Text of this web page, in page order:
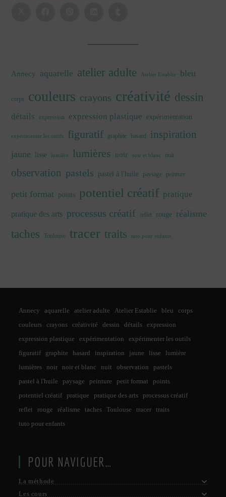
Annecy aquarelle atelier adulte Atelier Establie bleu
corps couleurs crayons créativité dessin
détails expression expression plastique expérimentation
expérimenter les outils figuratif graphite hasard inspiration
jaune lisse lumière lumières noir noir et blanc nuit
observation pastels pastel à l'huile paysage peinture
petit format points potentiel créatif pratique
pratique des arts processus créatif reflet rouge réalisme
taches Toulouse tracer traits tuto pour enfants
Annecy aquarelle atelier adulte Atelier Establie bleu
corps
couleurs
crayons créativité dessin détails
expression
expression plastique
expérimentation
expérimenter les outils
figuratif
graphite hasard inspiration jaune lisse
lumière
lumières
noir noir et blanc nuit observation
pastels
pastel à l'huile
paysage peinture petit format
points
potentiel créatif
pratique pratique des arts
processus créatif
reflet
rouge réalisme taches Toulouse tracer
traits
tuto pour enfants
POUR NAVIGUER…
La méthode
Les cours